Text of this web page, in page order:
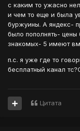
с каким то ужасно
и чем то еще и была
буржуины. А яндекс-
было пополнять-
знакомых- 5 имеют
п.с. я уже где то
бесплатный канал
Цитата